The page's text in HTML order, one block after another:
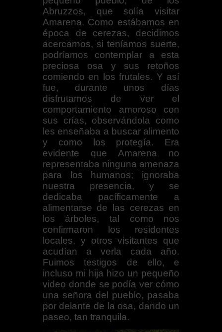
Abruzzos, que solía visitar
Amarena. Como estábamos en
época de cerezas, decidimos
acercarnos, si teníamos suerte,
podríamos contemplar a esta
preciosa osa y sus retoños
comiendo en los frutales. Y así
fue, durante unos días
disfrutamos de ver el
comportamiento amoroso con
sus crías, observándola como
les enseñaba a buscar alimento
y como los protegía. Era
evidente que Amarena no
representaba ninguna amenaza
para los humanos; ignoraba
nuestra presencia, y se
dedicaba pacíficamente a
alimentarse de las cerezas en
los árboles, tal como nos
confirmaron los residentes
locales, y otros visitantes que
acudían a verla cada año.
Fuimos testigos de ello, e
incluso mi hija hizo un pequeño
video donde se podía ver cómo
una señora del pueblo, pasaba
por delante de la osa, dando un
paseo, tan tranquila.